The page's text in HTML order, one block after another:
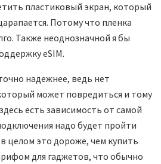
пластиковый экран, который
Потому что пленка
Также неоднозначной я бы
eSIM.
надежнее, ведь нет
может повредиться и тому
есть зависимость от самой
надо будет пройти
целом это дороже, чем купить
для гаджетов, что обычно